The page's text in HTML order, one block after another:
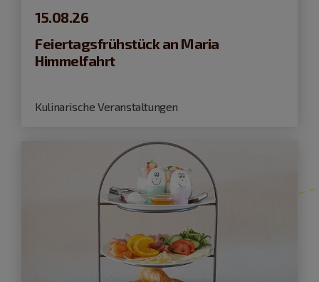
15.08.26
Feiertagsfrühstück an Maria
Himmelfahrt
Kulinarische Veranstaltungen